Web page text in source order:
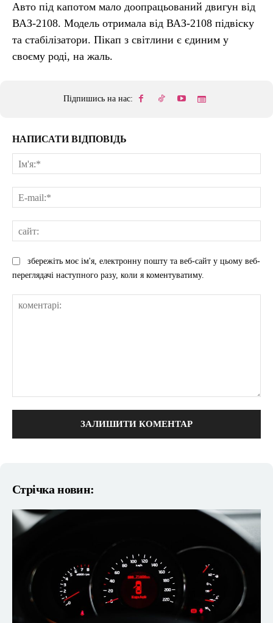
Авто під капотом мало доопрацьований двигун від
ВАЗ-2108. Модель отримала від ВАЗ-2108 підвіску
та стабілізатори. Пікап з світлини є єдиним у
своєму роді, на жаль.
Підпишись на нас:
НАПИСАТИ ВІДПОВІДЬ
збережіть моє ім'я, електронну пошту та веб-сайт у цьому веб-
переглядачі наступного разу, коли я коментуватиму.
Стрічка новин: